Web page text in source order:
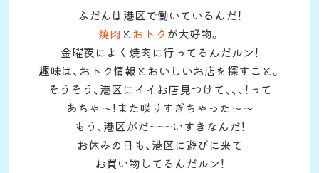
ふだんは港区で働いているんだ！
焼肉 とおトク が大好物。
金曜夜によく焼肉に行ってるんだルン！
趣味は、おトク情報とおいしいお店を探すこと。
そうそう、港区にイイお店見つけて、、、！って
あちゃ〜！また喋りすぎちゃった〜〜
もう、港区がだ~~~いすきなんだ！
お休みの日も、港区に遊びに来て
お買い物してるんだルン！